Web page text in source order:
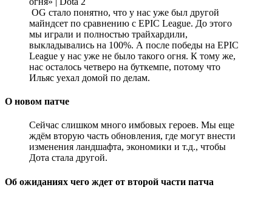
OG стало понятно, что у нас уже был другой
майндсет по сравнению с EPIC League. До этого
мы играли и полностью трайхардили,
выкладывались на 100%. А после победы на EPIC
League у нас уже не было такого огня. К тому же,
нас осталось четверо на буткемпе, потому что
Ильяс уехал домой по делам.
О новом патче
Сейчас слишком много имбовых героев. Мы еще
ждём вторую часть обновления, где могут внести
изменения ландшафта, экономики и т.д., чтобы
Дота стала другой.
Об ожиданиях чего ждет от второй части патча